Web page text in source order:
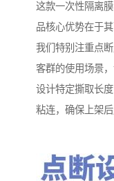
这款一次性隔离
品核心优势在于
我们特别注重点
客群的使用场景
设计特定撕取长
粘连，确保上架